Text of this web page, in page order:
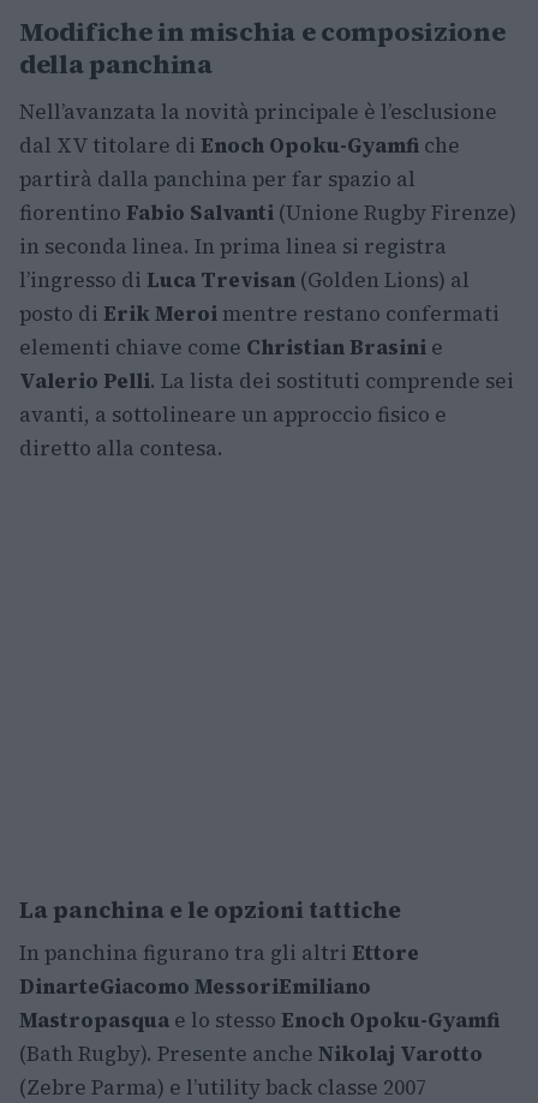
Modifiche in mischia e composizione
della panchina
Nell’avanzata la novità principale è l’esclusione
dal XV titolare di Enoch Opoku-Gyamfi che
partirà dalla panchina per far spazio al
fiorentino Fabio Salvanti (Unione Rugby Firenze)
in seconda linea. In prima linea si registra
l’ingresso di Luca Trevisan (Golden Lions) al
posto di Erik Meroi mentre restano confermati
elementi chiave come Christian Brasini e
Valerio Pelli. La lista dei sostituti comprende sei
avanti, a sottolineare un approccio fisico e
diretto alla contesa.
La panchina e le opzioni tattiche
In panchina figurano tra gli altri Ettore
DinarteGiacomo MessoriEmiliano
Mastropasqua e lo stesso Enoch Opoku-Gyamfi
(Bath Rugby). Presente anche Nikolaj Varotto
(Zebre Parma) e l’utility back classe 2007